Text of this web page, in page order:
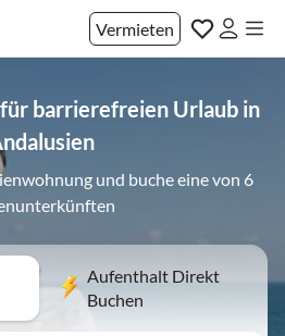
Vermieten
barrierefreien Urlaub in
und buche eine von 6
Aufenthalt Direkt
Buchen